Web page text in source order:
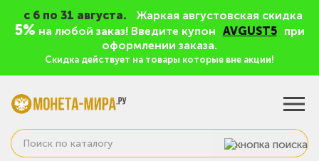
c 6 по 31 августа. Жаркая августовская скидка
5% на любой заказ! Введите купон AVGUST5
при
оформлении заказа.
Скидка действует на товары которые вне акции!